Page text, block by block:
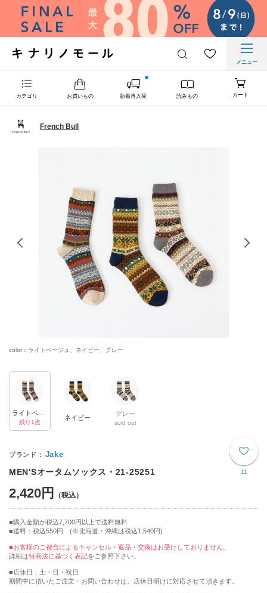
メニュー
カテゴリ お買いもの 新着再入荷 読みもの カート
French Bull
color：ライトベージュ、ネイビー、グレー
残り1点
ネイビー
グレー
sold out
11
Jake
MEN'Sオータムソックス・21-25251
2,420円
購入金額が税込7,700円以上で送料無料
送料：税込550円 (※北海道・沖縄は税込1,540円)
■お客様のご都合によるキャンセル・返品・交換はお受けしておりません。
詳細は特商法に基づく表記をご参照下さい。
■店休日：土・日・祝日
期間中に頂いたご注文・お問い合わせは、店休日明けに対応させて頂きます。